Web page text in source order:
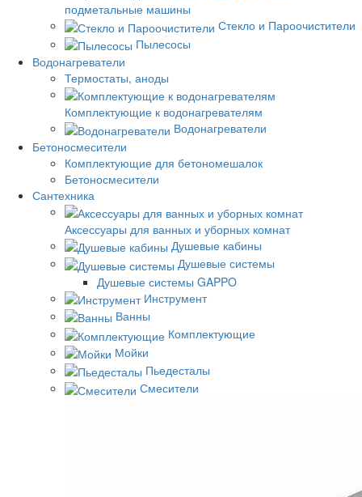
подметальные машины
Стекло и Пароочистители
Пылесосы
Водонагреватели
Термостаты, аноды
Комплектующие к водонагревателям
Водонагреватели
Бетоносмесители
Комплектующие для бетономешалок
Бетоносмесители
Сантехника
Аксессуары для ванных и уборных комнат
Душевые кабины
Душевые системы
Душевые системы GAPPO
Инструмент
Ванны
Комплектующие
Мойки
Пьедесталы
Смесители